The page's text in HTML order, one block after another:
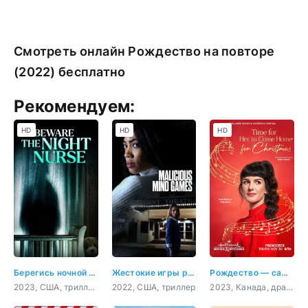
Смотреть онлайн Рождество на повторе
(2022) бесплатно
Рекомендуем:
Берегись ночной няни
2023, США, триллер
HD
Жестокие игры разума
2022, США, триллер
HD
Рождество — самое время вернуться домой
2023, Канада, драма, мелодрама
HD